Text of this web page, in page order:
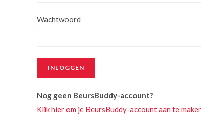
Wachtwoord
INLOGGEN
Nog geen BeursBuddy-account?
Klik hier om je BeursBuddy-account aan te